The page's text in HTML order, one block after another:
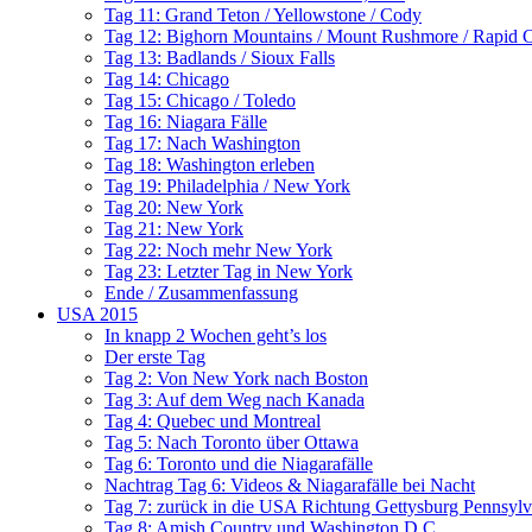
Tag 11: Grand Teton / Yellowstone / Cody
Tag 12: Bighorn Mountains / Mount Rushmore / Rapid
Tag 13: Badlands / Sioux Falls
Tag 14: Chicago
Tag 15: Chicago / Toledo
Tag 16: Niagara Fälle
Tag 17: Nach Washington
Tag 18: Washington erleben
Tag 19: Philadelphia / New York
Tag 20: New York
Tag 21: New York
Tag 22: Noch mehr New York
Tag 23: Letzter Tag in New York
Ende / Zusammenfassung
USA 2015
In knapp 2 Wochen geht’s los
Der erste Tag
Tag 2: Von New York nach Boston
Tag 3: Auf dem Weg nach Kanada
Tag 4: Quebec und Montreal
Tag 5: Nach Toronto über Ottawa
Tag 6: Toronto und die Niagarafälle
Nachtrag Tag 6: Videos & Niagarafälle bei Nacht
Tag 7: zurück in die USA Richtung Gettysburg
Tag 8: Amish Country und Washington D.C.